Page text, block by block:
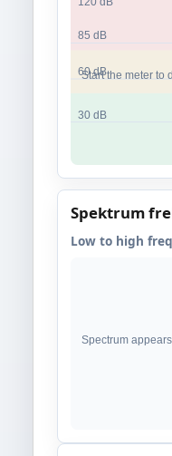
Spektrum
Low to high